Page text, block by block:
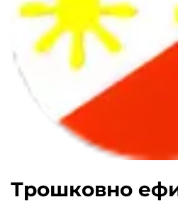
Трошковно